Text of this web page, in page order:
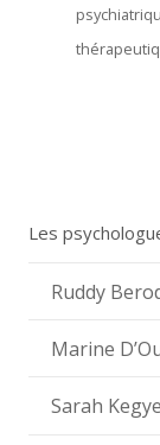
Les
Ruddy
Marine
Sarah